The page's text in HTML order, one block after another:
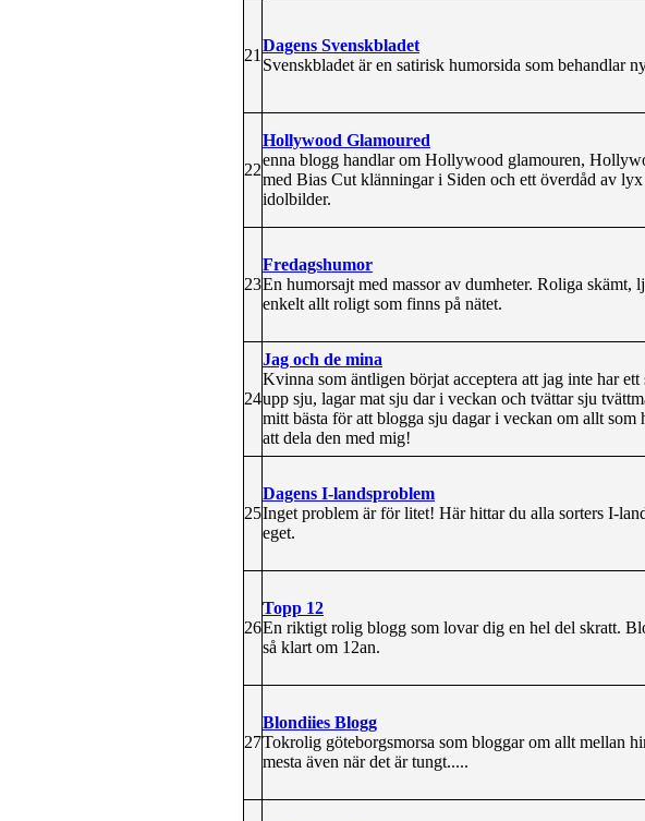
21
Dagens Svenskbladet
Svenskbladet är en satirisk humorsida som behandlar
22
Hollywood Glamoured
enna blogg handlar om Hollywood glamouren,
med Bias Cut klänningar i Siden och ett överdåd av
idolbilder.
23
Fredagshumor
En humorsajt med massor av dumheter. Roliga
enkelt allt roligt som finns på nätet.
24
Jag och de mina
Kvinna som äntligen börjat acceptera att jag inte har
upp sju, lagar mat sju dar i veckan och tvättar sju
mitt bästa för att blogga sju dagar i veckan om allt
att dela den med mig!
25
Dagens I-landsproblem
Inget problem är för litet! Här hittar du alla sorters I-
eget.
26
Topp 12
En riktigt rolig blogg som lovar dig en hel del skratt.
så klart om 12an.
27
Blondiies Blogg
Tokrolig göteborgsmorsa som bloggar om allt mellan
mesta även när det är tungt.....